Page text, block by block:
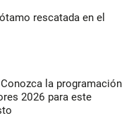
rescatada en el
la programación
2026 para este